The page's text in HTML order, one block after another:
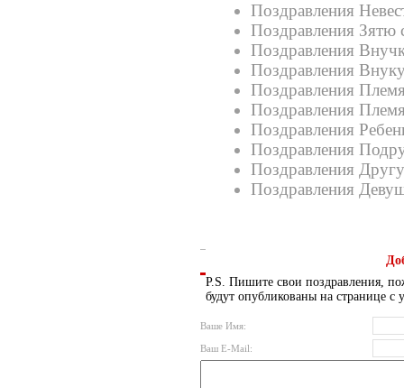
Поздравления
Поздравления Зятю
Поздравления
Поздравления
Поздравления
Поздравления
Поздравления
Поздравления
Поздравления
Поздравления
P.S. Пишите свои поздравления,
будут опубликованы на странице с
Ваше Имя:
Ваш E-Mail: